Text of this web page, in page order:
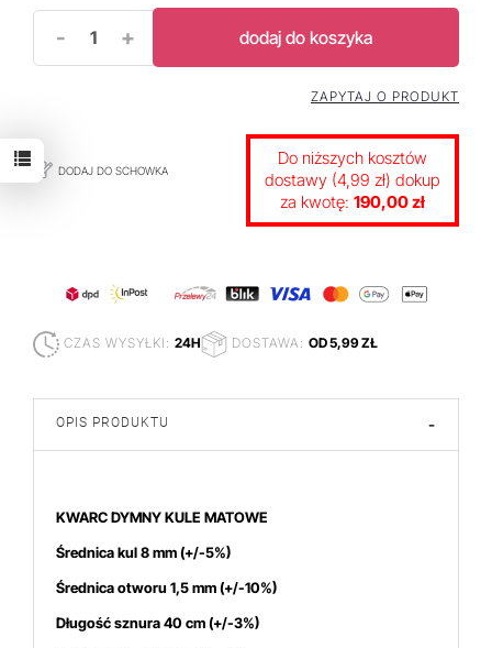
- + dodaj do koszyka
DODAJ DO SCHOWKA
ZAPYTAJ O PRODUKT
Do niższych kosztów
dostawy (4,99 zł) dokup
za kwotę: 190,00 zł
CZAS WYSYŁKI: 24H DOSTAWA: OD 5,99 ZŁ
OPIS PRODUKTU -
KWARC DYMNY KULE MATOWE
Średnica kul 8 mm(+/-5%)
Średnica otworu 1,5 mm (+/-10%)
Długość sznura 40 cm (+/-3%)